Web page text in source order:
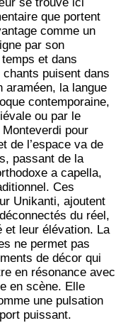
que portent
comme un
par son
et dans
chants puisent dans
araméen, la langue
contemporaine,
ou par le
pour
de l’espace va de
passant de la
a capella,
Ces
Unikanti, ajoutent
du réel,
et leur élévation. La
ne permet pas
de décor qui
en résonance avec
en scène. Elle
une pulsation
puissant.